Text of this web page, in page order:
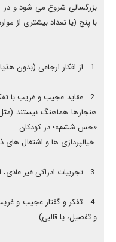
بزرگسالی شروع می شود و در
با پنج (یا تعداد بیشتری از
2 . عقاید عجیب و غریب با
هنجارها هماهنگ نیستند (مثل
«حس ششم»؛ در کودکان
خیالپردازی ها و اشتغال
4 . تفکر و گفتار عجیب و
و تفصیل، یا قالبی)